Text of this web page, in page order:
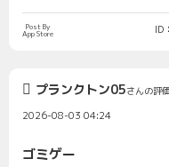
Post By
App Store ID
プランクトン05さんの評
2026-08-03 04:24
ゴミゲー